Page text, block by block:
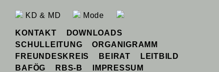
KD & MD Mode
KONTAKT
DOWNLOADS
SCHULLEITUNG
ORGANIGRAMM
FREUNDESKREIS
BEIRAT
LEITBILD
BAFÖG
RBS-B IMPRESSUM